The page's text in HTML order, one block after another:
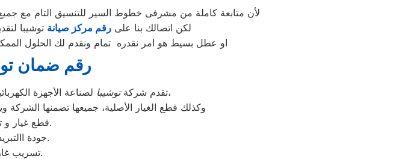
لأن متابعة كاملة من مشرفى خطوط السير للتنسيق التام مع
لكن اتصالك بنا علىرقم مركز صيانة توشيبا
او عطل بسيط هو امر نقدره تمام ونقدم لك الحلول
رقم ضمان
تقدم شركةتوشيبا لصناعة الأجهزة
على جميع الأجهزة المنزلية،
وكذلك قطع الغيار الأصلية، جميعها تضمنها
قطع غيار و تكلفة صيانة عالية.
جودة االتبريد تقل في الصيف.
تسريب غاز الفريون أحيانا.